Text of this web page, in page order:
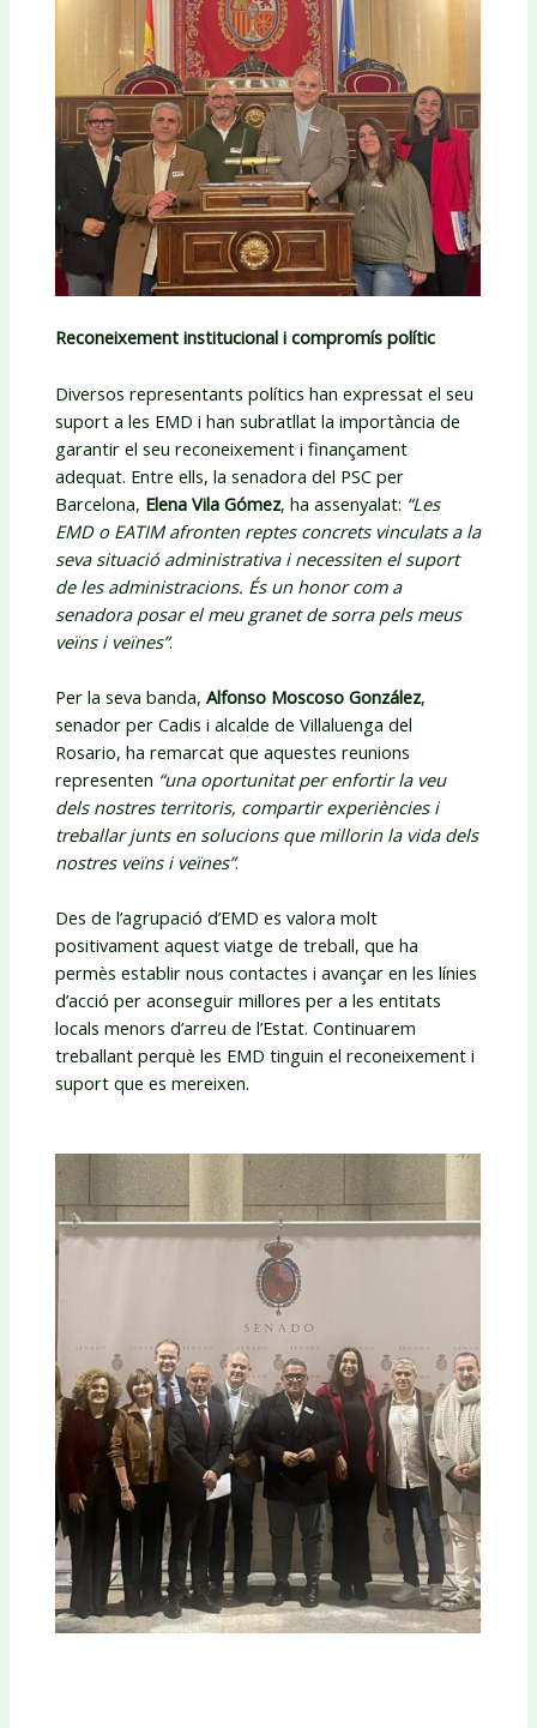
Reconeixement institucional i compromís polític
Diversos representants polítics han expressat el seu
suport a les EMD i han subratllat la importància de
garantir el seu reconeixement i finançament
adequat. Entre ells, la senadora del PSC per
Barcelona, Elena Vila Gómez, ha assenyalat: “Les
EMD o EATIM afronten reptes concrets vinculats a la
seva situació administrativa i necessiten el suport
de les administracions. És un honor com a
senadora posar el meu granet de sorra pels meus
veïns i veïnes”.
Per la seva banda,Alfonso Moscoso González,
senador per Cadis i alcalde de Villaluenga del
Rosario, ha remarcat que aquestes reunions
representen “una oportunitat per enfortir la veu
dels nostres territoris, compartir experiències i
treballar junts en solucions que millorin la vida dels
nostres veïns i veïnes”.
Des de l’agrupació d’EMD es valora molt
positivament aquest viatge de treball, que ha
permès establir nous contactes i avançar en les línies
d’acció per aconseguir millores per a les entitats
locals menors d’arreu de l’Estat. Continuarem
treballant perquè les EMD tinguin el reconeixement i
suport que es mereixen.